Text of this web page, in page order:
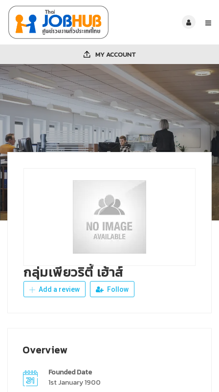
MY ACCOUNT
กลุ่มเพียวริตี้ เฮ้าส์
Add a review Follow
Overview
Founded Date
1st January 1900